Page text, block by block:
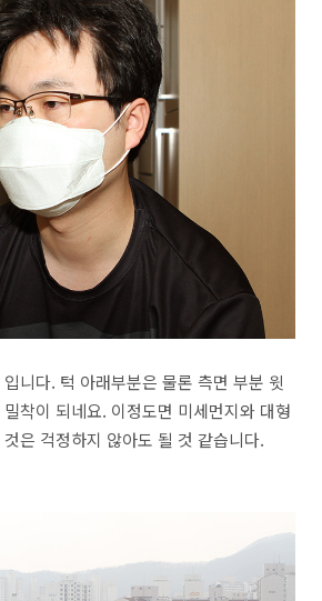
니다. 턱 아래부분은 물론 측면 부분 윗
착이 되네요. 이정도면 미세먼지와 대형
은 걱정하지 않아도 될 것 같습니다.